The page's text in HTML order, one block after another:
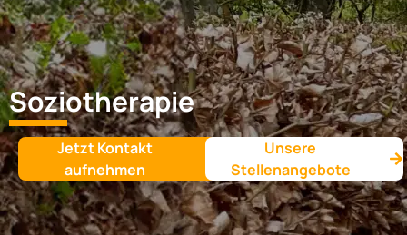
Soziotherapie
Jetzt Kontakt
aufnehmen
Unsere
Stellenangebote